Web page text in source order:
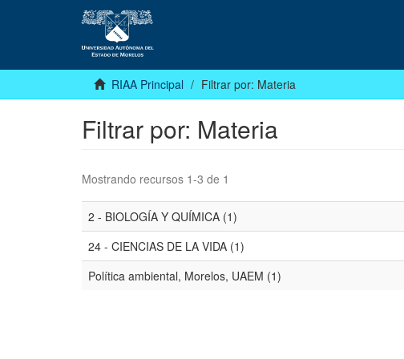
RIAA Principal Filtrar por: Materia
Filtrar por: Materia
Mostrando recursos 1-3 de 1
2 - BIOLOGÍA Y QUÍMICA (1)
24 - CIENCIAS DE LA VIDA (1)
Política ambiental, Morelos, UAEM (1)